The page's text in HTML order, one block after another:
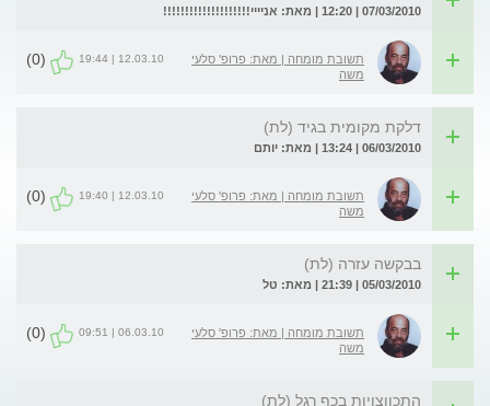
07/03/2010 | 12:20 | מאת: אניייי!!!!!!!!!!!!!!!!!!!!
תשובת מומחה | מאת: פרופ' סלעי
משה
12.03.10 | 19:44
(0)
דלקת מקומית בגיד (לת)
06/03/2010 | 13:24 | מאת: יותם
תשובת מומחה | מאת: פרופ' סלעי
משה
12.03.10 | 19:40
(0)
בבקשה עזרה (לת)
05/03/2010 | 21:39 | מאת: טל
תשובת מומחה | מאת: פרופ' סלעי
משה
06.03.10 | 09:51
(0)
התכווצויות בכף רגל (לת)